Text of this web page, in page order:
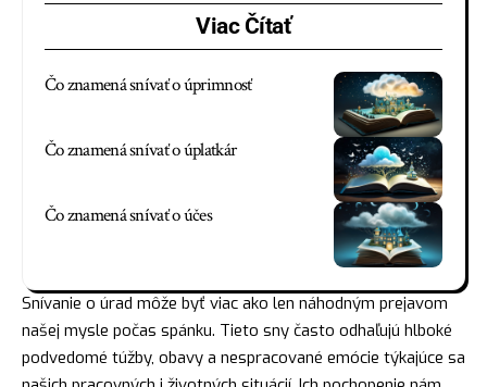
Viac Čítať
Čo znamená snívať o úprimnosť
Čo znamená snívať o úplatkár
Čo znamená snívať o účes
Snívanie o úrad môže byť viac ako len náhodným prejavom
našej mysle počas spánku. Tieto sny často odhaľujú hlboké
podvedomé túžby, obavy a nespracované emócie týkajúce sa